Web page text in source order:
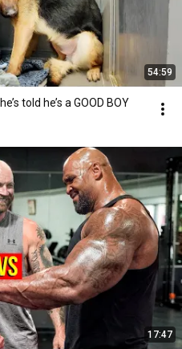
54:59
told he’s a GOOD BOY
17:47